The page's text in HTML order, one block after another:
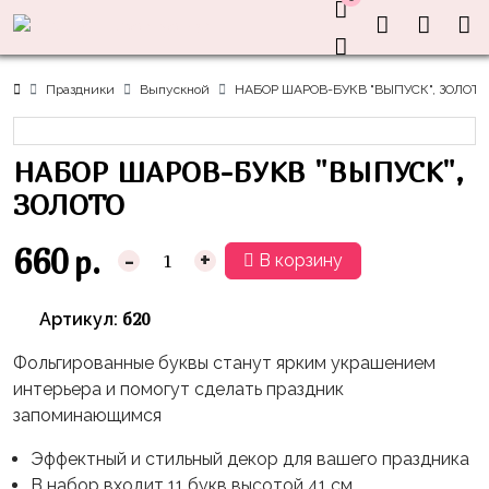
Праздники Выпускной НАБОР ШАРОВ-БУКВ "ВЫПУСК", ЗОЛОТО
НАБОР ШАРОВ-БУКВ "ВЫПУСК",
ЗОЛОТО
660 р. - + В корзину
Артикул: б20
Фольгированные буквы станут ярким украшением
интерьера и помогут сделать праздник
запоминающимся
Эффектный и стильный декор для вашего праздника
консультация?
Акции
Каталог
Латексные
шары
без
Латексные
шары
рисунком
Фольгированные
сердца/
звёзды
Праздники
Год
8
марта
23
Дембель
Родился
День
Рождения
День
Тематики
Патруль
Оранжевая
Корова
Маша
Медведь
Трактор
Миньоны
Пикачу
Леди
Баг
Информация
О нас
Доставка
и оплата
Контакты
+7(910)888-
48-
60